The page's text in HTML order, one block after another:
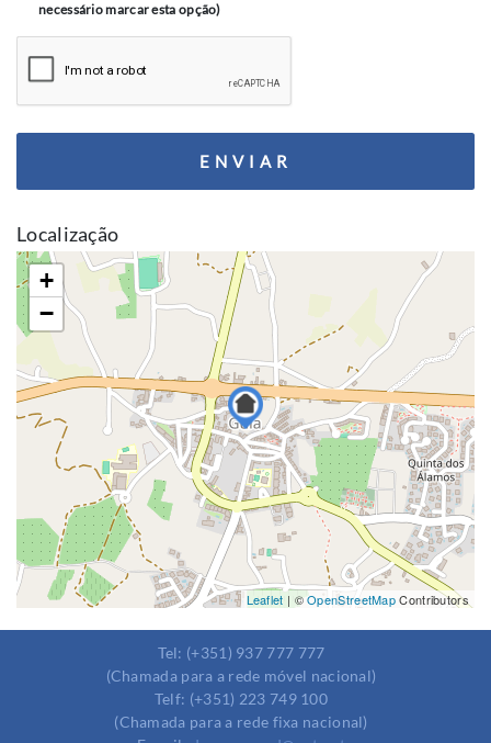
necessário marcar esta opção)
ENVIAR
Localização
+
−
Leaflet | ©OpenStreetMapContributors
Tel: (+351) 937 777 777
(Chamada para a rede móvel nacional)
Telf: (+351) 223 749 100
(Chamada para a rede fixa nacional)